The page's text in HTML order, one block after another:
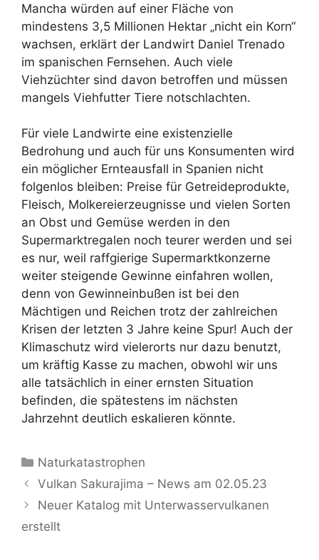
Mancha würden auf einer Fläche von
mindestens 3,5 Millionen Hektar „nicht ein Korn“
wachsen, erklärt der Landwirt Daniel Trenado
im spanischen Fernsehen. Auch viele
Viehzüchter sind davon betroffen und müssen
mangels Viehfutter Tiere notschlachten.
Für viele Landwirte eine existenzielle
Bedrohung und auch für uns Konsumenten wird
ein möglicher Ernteausfall in Spanien nicht
folgenlos bleiben: Preise für Getreideprodukte,
Fleisch, Molkereierzeugnisse und vielen Sorten
an Obst und Gemüse werden in den
Supermarktregalen noch teurer werden und sei
es nur, weil raffgierige Supermarktkonzerne
weiter steigende Gewinne einfahren wollen,
denn von Gewinneinbußen ist bei den
Mächtigen und Reichen trotz der zahlreichen
Krisen der letzten 3 Jahre keine Spur! Auch der
Klimaschutz wird vielerorts nur dazu benutzt,
um kräftig Kasse zu machen, obwohl wir uns
alle tatsächlich in einer ernsten Situation
befinden, die spätestens im nächsten
Jahrzehnt deutlich eskalieren könnte.
Kategorien
Naturkatastrophen
Vulkan Sakurajima – News am 02.05.23
Neuer Katalog mit Unterwasservulkanen
erstellt